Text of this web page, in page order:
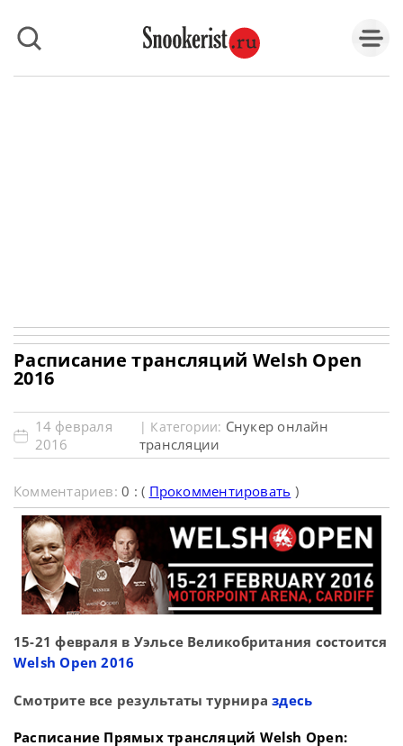
Расписание трансляций Welsh Open
2016
14 февраля
2016
| Категории: Снукер онлайн
трансляции
Комментариев:0 : ( Прокомментировать )
15-21 февраля в Уэльсе Великобритания состоится
Welsh Open 2016
Смотрите все результаты турнираздесь
Расписание Прямых трансляций Welsh Open: